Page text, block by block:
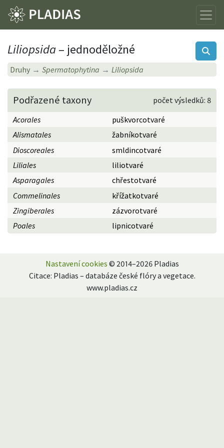
Liliopsida– jednoděložné
Druhy Spermatophytina Liliopsida
Podřazené taxony
počet výsledků: 8
Acorales
puškvorcotvaré
Alismatales
žabníkotvaré
Dioscoreales
smldincotvaré
Liliales
liliotvaré
Asparagales
chřestotvaré
Commelinales
křížatkotvaré
Zingiberales
zázvorotvaré
Poales
lipnicotvaré
Nastavení cookies © 2014–2026 Pladias
Citace: Pladias – databáze české flóry a vegetace.
www.pladias.cz